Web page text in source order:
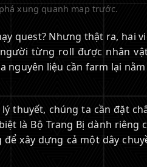
xung quanh map trước.
quest? Nhưng thật ra, hai
từng roll được nhân
nguyên liệu cần farm lại
thuyết, chúng ta cần đặt
là Bộ Trang Bị dành riêng
xây dựng cả một dây